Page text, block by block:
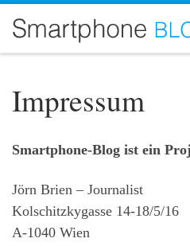
Zum Inhalt springen
Impressum
Smartphone-Blog ist ein
Jörn Brien – Journalist
Kolschitzkygasse 14-18/5/16
A-1040 Wien